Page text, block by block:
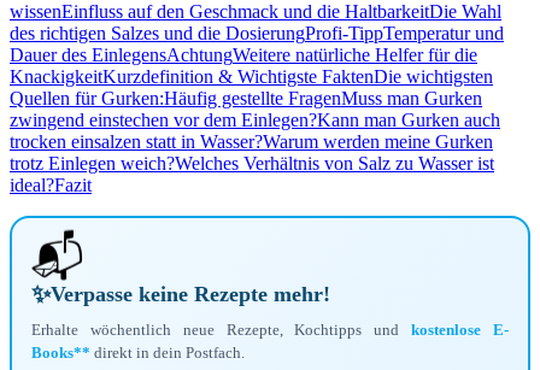
wissenEinfluss auf den Geschmack und die HaltbarkeitDie Wahl
des richtigen Salzes und die DosierungProfi-TippTemperatur und
Dauer des EinlegensAchtungWeitere natürliche Helfer für die
KnackigkeitKurzdefinition & Wichtigste FaktenDie wichtigsten
Quellen für Gurken:Häufig gestellte FragenMuss man Gurken
zwingend einstechen vor dem Einlegen?Kann man Gurken auch
trocken einsalzen statt in Wasser?Warum werden meine Gurken
trotz Einlegen weich?Welches Verhältnis von Salz zu Wasser ist
ideal?Fazit
📬
✨Verpasse keine Rezepte mehr!
Erhalte wöchentlich neue Rezepte, Kochtipps undkostenlose E-
Books** direkt in dein Postfach.